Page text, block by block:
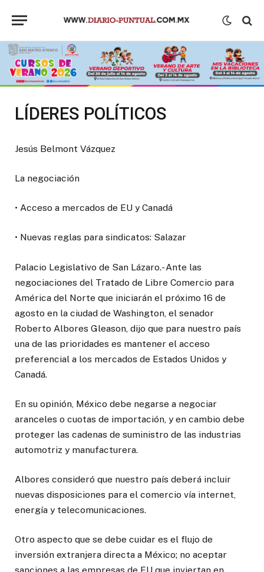
LÍDERES POLÍTICOS
Jesús Belmont Vázquez
La negociación
• Acceso a mercados de EU y Canadá
• Nuevas reglas para sindicatos: Salazar
Palacio Legislativo de San Lázaro.- Ante las
negociaciones del Tratado de Libre Comercio para
América del Norte que iniciarán el próximo 16 de
agosto en la ciudad de Washington, el senador
Roberto Albores Gleason, dijo que para nuestro país
una de las prioridades es mantener el acceso
preferencial a los mercados de Estados Unidos y
Canadá.
En su opinión, México debe negarse a negociar
aranceles o cuotas de importación, y en cambio debe
proteger las cadenas de suministro de las industrias
automotriz y manufacturera.
Albores consideró que nuestro país deberá incluir
nuevas disposiciones para el comercio vía internet,
energía y telecomunicaciones.
Otro aspecto que se debe cuidar es el flujo de
inversión extranjera directa a México; no aceptar